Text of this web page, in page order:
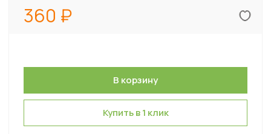
360
Купить в 1 клик